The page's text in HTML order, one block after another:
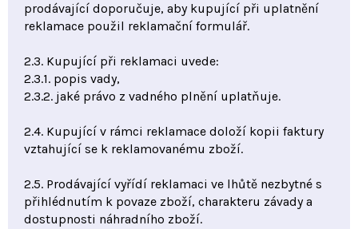
prodávající doporučuje, aby kupující při uplatnění
reklamace použil reklamační formulář.
2.3. Kupující při reklamaci uvede:
2.3.1. popis vady,
2.3.2. jaké právo z vadného plnění uplatňuje.
2.4. Kupující v rámci reklamace doloží kopii faktury
vztahující se k reklamovanému zboží.
2.5. Prodávající vyřídí reklamaci ve lhůtě nezbytné s
přihlédnutím k povaze zboží, charakteru závady a
dostupnosti náhradního zboží.